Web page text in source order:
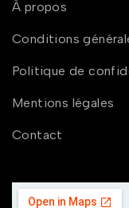
À propos
Conditions
Politique de
Mentions légales
Contact